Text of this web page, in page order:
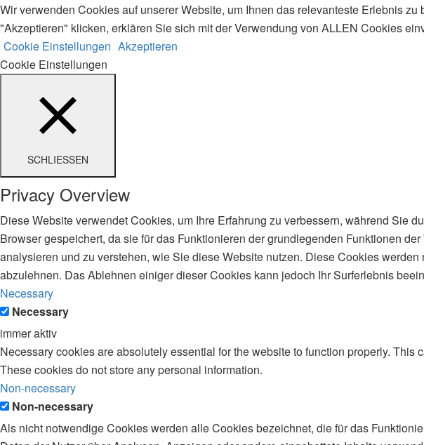
Wir verwenden Cookies auf unserer Website, um Ihnen das relevanteste Erlebnis
"Akzeptieren" klicken, erklären Sie sich mit der Verwendung von ALLEN Cookies
Cookie Einstellungen Akzeptieren
Cookie Einstellungen
SCHLIESSEN
Privacy Overview
Diese Website verwendet Cookies, um Ihre Erfahrung zu verbessern, während Sie
Browser gespeichert, da sie für das Funktionieren der grundlegenden Funktionen
analysieren und zu verstehen, wie Sie diese Website nutzen. Diese Cookies
abzulehnen. Das Ablehnen einiger dieser Cookies kann jedoch Ihr Surferlebnis
Necessary
Necessary
immer aktiv
Necessary cookies are absolutely essential for the website to function properly.
These cookies do not store any personal information.
Non-necessary
Non-necessary
Als nicht notwendige Cookies werden alle Cookies bezeichnet, die für das